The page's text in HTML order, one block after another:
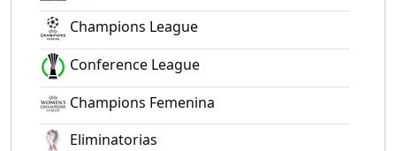
Champions League
Conference League
Champions Femenina
Eliminatorias